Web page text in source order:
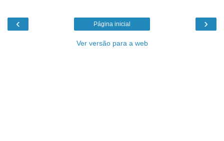
‹ ›
Página inicial
Ver versão para a web